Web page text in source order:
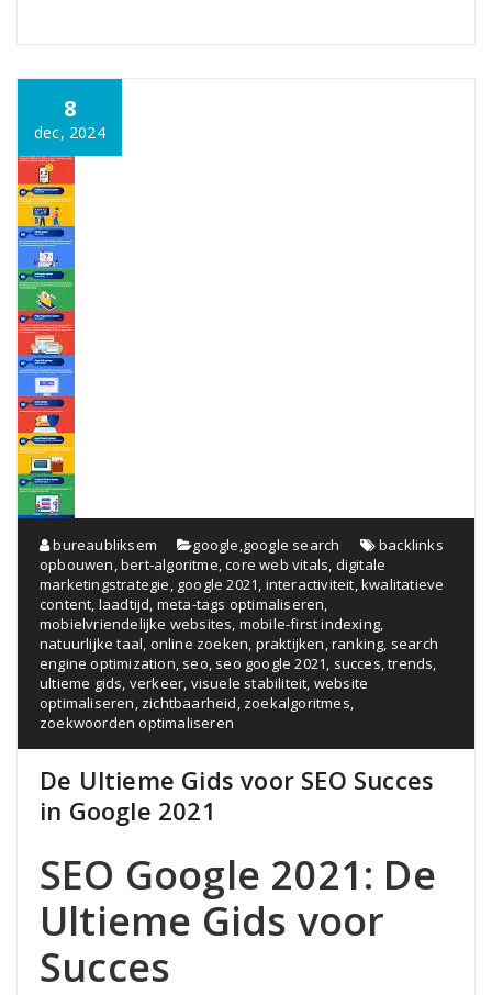
8
dec, 2024
bureaubliksem google,google search
backlinks
opbouwen,bert-algoritme,core web vitals, digitale
marketingstrategie, google 2021, interactiviteit,kwalitatieve
content, laadtijd, meta-tags optimaliseren,
mobielvriendelijke websites, mobile-first indexing,
natuurlijke taal, online zoeken, praktijken,ranking, search
engine optimization, seo, seo google 2021, succes,trends,
ultieme gids, verkeer, visuele stabiliteit, website
optimaliseren, zichtbaarheid, zoekalgoritmes,
zoekwoorden optimaliseren
De Ultieme Gids voor SEO Succes
in Google 2021
SEO Google 2021: De
Ultieme Gids voor
Succes